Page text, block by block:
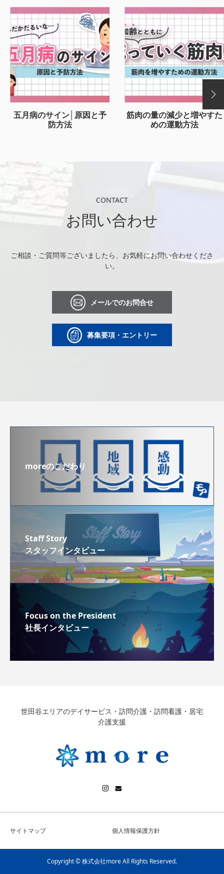
五月病のサイン│原因と予
防方法
筋肉の量の減少と増やすた
めの運動方法
CONTACT
お問い合わせ
ご相談・ご質問等ございましたら、お気軽にお問い合わせくださ
い。
メールでのお問合せ
募集要項・エントリー
moreのこだわり
Staff Story
スタッフインタビュー
Focus on the President
社長インタビュー
世田谷エリアのデイサービス・訪問介護・訪問看護・居宅
介護支援
サイトマップ 個人情報保護方針
Copyright © 株式会社more All Rights Reserved.